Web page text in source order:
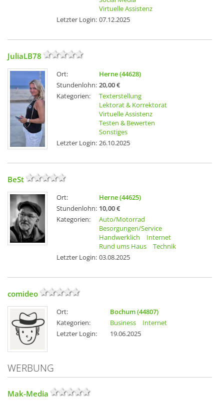
Virtuelle Assistenz
Letzter Login: 07.12.2025
JuliaLB78
Ort:
Herne (44628)
Stundenlohn: 20,00 €
Kategorien:
Texterstellung
Lektorat & Korrektorat
Virtuelle Assistenz
Testen & Bewerten
Sonstiges
Letzter Login: 26.10.2025
BeSt
Ort:
Herne (44625)
Stundenlohn: 10,00 €
Kategorien:
Auto/Motorrad
Besorgungen/Service
Handwerklich
Internet
Rund ums Haus
Technik
Letzter Login: 03.08.2025
comideo
Ort:
Bochum (44807)
Kategorien:
Business
Internet
Letzter Login:
19.06.2025
WERBUNG
Mak-Media